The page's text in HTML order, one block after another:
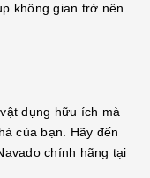
không gian trở nên
dụng hữu ích mà
của bạn. Hãy đến
chính hãng tại